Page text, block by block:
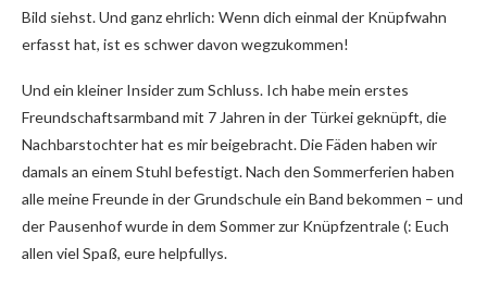
Bild siehst. Und ganz ehrlich: Wenn dich einmal der Knüpfwahn
erfasst hat, ist es schwer davon wegzukommen!
Und ein kleiner Insider zum Schluss. Ich habe mein erstes
Freundschaftsarmband mit 7 Jahren in der Türkei geknüpft, die
Nachbarstochter hat es mir beigebracht. Die Fäden haben wir
damals an einem Stuhl befestigt. Nach den Sommerferien haben
alle meine Freunde in der Grundschule ein Band bekommen – und
der Pausenhof wurde in dem Sommer zur Knüpfzentrale (: Euch
allen viel Spaß, eure helpfullys.